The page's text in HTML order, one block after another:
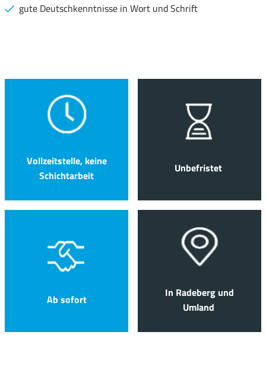
gute Deutschkenntnisse in Wort und Schrift
Vollzeitstelle, keine
Schichtarbeit
Unbefristet
Ab sofort
In Radeberg und
Umland